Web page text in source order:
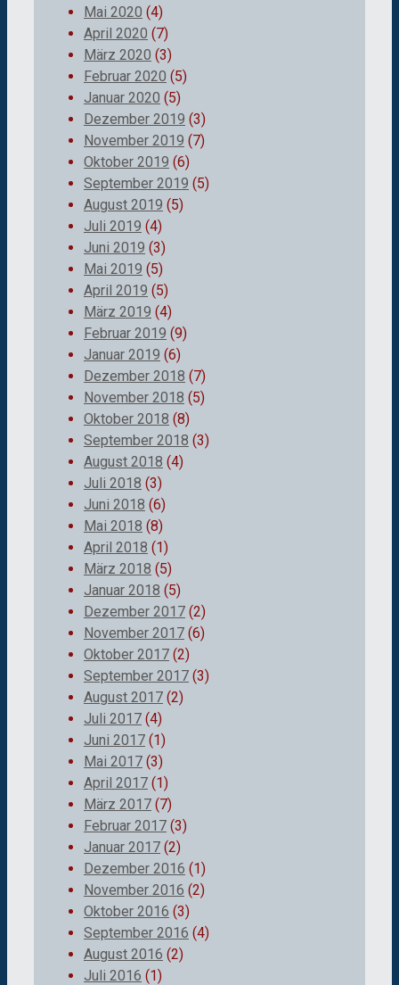
Mai 2020 (4)
April 2020 (7)
März 2020 (3)
Februar 2020 (5)
Januar 2020 (5)
Dezember 2019 (3)
November 2019 (7)
Oktober 2019 (6)
September 2019 (5)
August 2019 (5)
Juli 2019 (4)
Juni 2019 (3)
Mai 2019 (5)
April 2019 (5)
März 2019 (4)
Februar 2019 (9)
Januar 2019 (6)
Dezember 2018 (7)
November 2018 (5)
Oktober 2018 (8)
September 2018 (3)
August 2018 (4)
Juli 2018 (3)
Juni 2018 (6)
Mai 2018 (8)
April 2018 (1)
März 2018 (5)
Januar 2018 (5)
Dezember 2017 (2)
November 2017 (6)
Oktober 2017 (2)
September 2017 (3)
August 2017 (2)
Juli 2017 (4)
Juni 2017 (1)
Mai 2017 (3)
April 2017 (1)
März 2017 (7)
Februar 2017 (3)
Januar 2017 (2)
Dezember 2016 (1)
November 2016 (2)
Oktober 2016 (3)
September 2016 (4)
August 2016 (2)
Juli 2016 (1)